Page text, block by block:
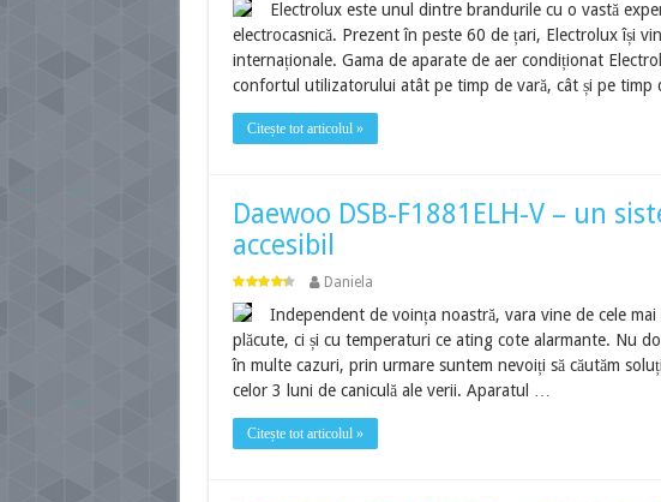
Electrolux este unul dintre brandurile cu o vastă
electrocasnică. Prezent în peste 60 de țari, Electrolux își
internaționale. Gama de aparate de aer condiționat
confortul utilizatorului atât pe timp de vară, cât și pe timp
Citește tot articolul »
Daewoo DSB-F1881ELH-V – un
accesibil
Daniela
Independent de voința noastră, vara vine de cele
plăcute, ci și cu temperaturi ce ating cote alarmante. Nu
în multe cazuri, prin urmare suntem nevoiți să căutăm
celor 3 luni de caniculă ale verii. Aparatul …
Citește tot articolul »